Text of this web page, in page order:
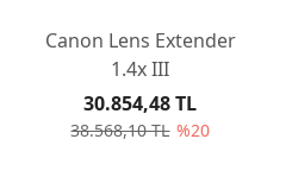
Canon Lens Extender
1.4x III
38.568,10 TL %20
30.854,48 TL